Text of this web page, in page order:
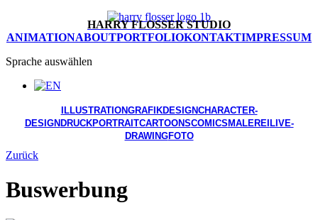
HARRY FLOSSER STUDIO
ANIMATIONABOUTPORTFOLIOKONTAKTIMPRESSUM
Sprache auswählen
ILLUSTRATIONGRAFIKDESIGNCHARACTER-
DESIGN DRUCKPORTRAITCARTOONSCOMICS MALEREI LIVE-
DRAWINGFOTO
Zurück
Buswerbung